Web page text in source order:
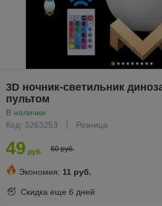
3D ночник-светильник
пультом
В наличии
Код: 3263253
Розница
49 руб. 60 руб.
Экономия: 11 руб.
Скидка еще 6 дней